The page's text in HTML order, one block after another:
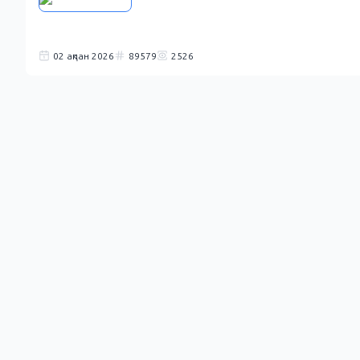
02 ақпан 2026 89579 2526